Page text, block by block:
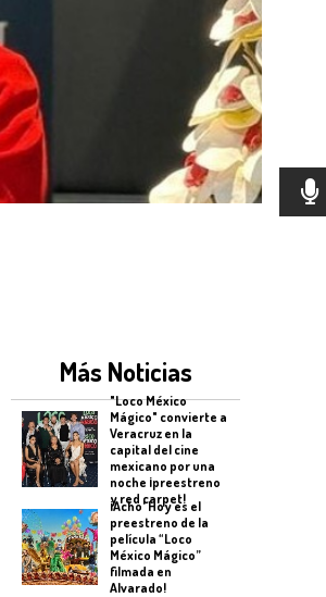
Más Noticias
"Loco México
Mágico" convierte a
Veracruz en la
capital del cine
mexicano por una
noche ¡preestreno
y red carpet!
¡Acho' Hoy es el
preestreno de la
película “Loco
México Mágico”
filmada en
Alvarado!